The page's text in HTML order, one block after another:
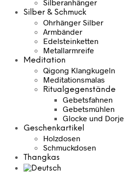
Silberanhänger
Silber & Schmuck
Ohrhänger Silber
Armbänder
Edelsteinketten
Metallarmreife
Meditation
Qigong Klangkugeln
Meditationsmalas
Ritualgegenstände
Gebetsfahnen
Gebetsmühlen
Glocke und Dorje
Geschenkartikel
Holzdosen
Schmuckdosen
Thangkas